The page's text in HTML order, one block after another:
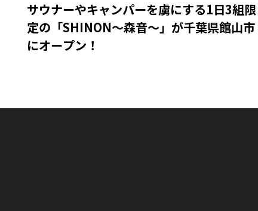
サウナーやキャンパーを虜にする1日3組限
定の「SHINON〜森音〜」が千葉県館山市
にオープン！